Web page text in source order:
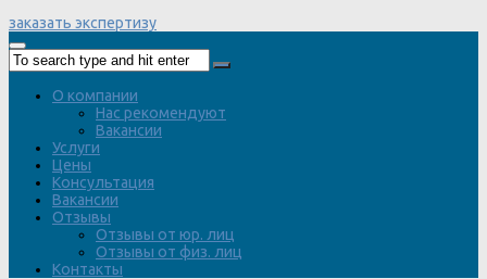
заказать экспертизу
О компании
Нас рекомендуют
Вакансии
Услуги
Цены
Консультация
Вакансии
Отзывы
Отзывы от юр. лиц
Отзывы от физ. лиц
Контакты